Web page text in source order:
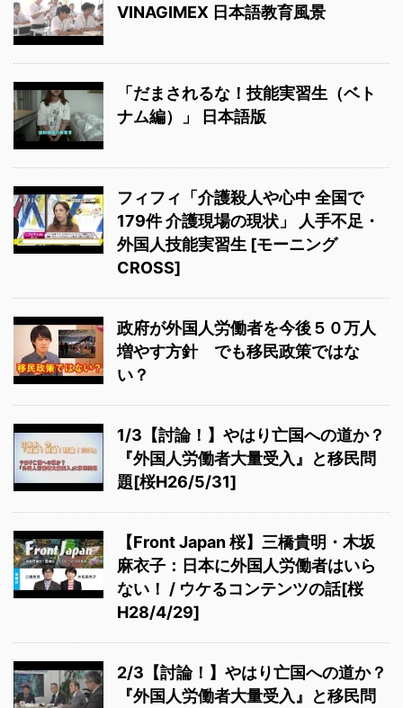
VINAGIMEX 日本語教育風景
「だまされるな！技能実習生（ベト
ナム編）」 日本語版
フィフィ「介護殺人や心中 全国で
179件 介護現場の現状」 人手不足・
外国人技能実習生 [モーニング
CROSS]
政府が外国人労働者を今後５０万人
増やす方針 でも移民政策ではな
い？
1/3【討論！】やはり亡国への道か？
『外国人労働者大量受入』と移民問
題[桜H26/5/31]
【Front Japan 桜】三橋貴明・木坂
麻衣子：日本に外国人労働者はいら
ない！ / ウケるコンテンツの話[桜
H28/4/29]
2/3【討論！】やはり亡国への道か？
『外国人労働者大量受入』と移民問